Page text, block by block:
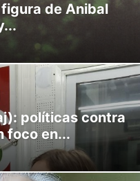
de Anibal
políticas contra
foco en...